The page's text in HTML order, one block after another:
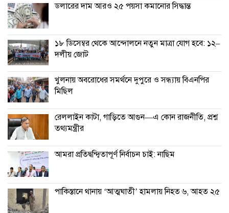
ডলারের দাম আরও ২৫ পয়সা কমানোর সিদ্ধান্ত
১৮ ডিসেম্বর থেকে আন্দোলনে নতুন মাত্রা যোগ হবে: ১২–
দলীয় জোট
খুলনায় অবরোধের সমর্থনে দুপুরে ও সন্ধ্যায় বিএনপির
মিছিল
রেললাইন কাটা, গাড়িতে আগুন—এ কোন রাজনীতি, প্রশ্ন
তথ্যমন্ত্রীর
আমরা প্রতিদ্বন্দ্বিতাপূর্ণ নির্বাচন চাই: না‌ছিম
পাকিস্তানে থানায় ‘আত্মঘাতী’ হামলায় নিহত ৬, আহত ২৫